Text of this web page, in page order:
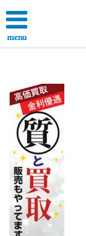
menu